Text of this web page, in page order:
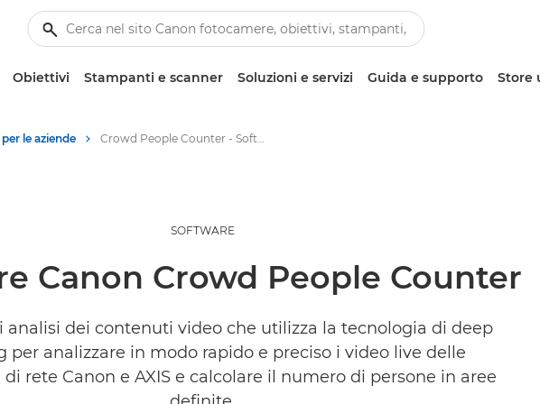
Obiettivi Stampanti e scanner Soluzioni e servizi Guida e supporto Store
le aziende Crowd People Counter - Software aziendale
SOFTWARE
Canon Crowd People Counter
analisi dei contenuti video che utilizza la tecnologia di deep
per analizzare in modo rapido e preciso i video live delle
rete Canon e AXIS e calcolare il numero di persone in aree